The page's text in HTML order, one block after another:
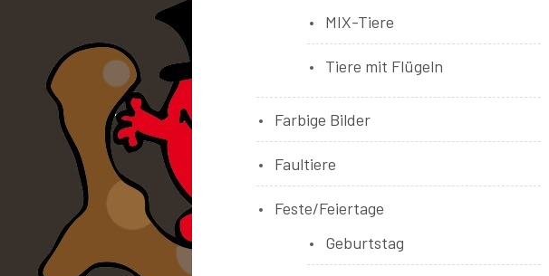
MIX-Tiere
Tiere mit Flügeln
Farbige Bilder
Faultiere
Feste/Feiertage
Geburtstag